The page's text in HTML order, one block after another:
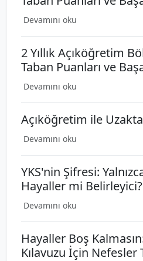
Devamını oku
2 Yıllık Açıköğretim
Taban Puanları ve
Devamını oku
Açıköğretim ile
Devamını oku
YKS'nin Şifresi:
Hayaller mi Belirleyici?
Devamını oku
Hayaller Boş
Kılavuzu İçin Nefesler